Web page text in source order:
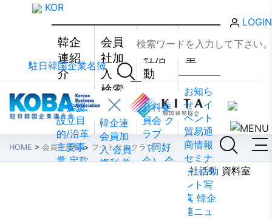
韓企
連紹
介
ご挨拶
設立目
的/沿革
主要事
業 定款
会員
社加
入・
検索
韓企連
会員加
入 会員
権利·義
会員
社活
動
分科委
員会 ク
ラブ
（同好
会） 会
資料
室
お知ら
せ・イ
ベント
貿易通
商情報
セミナ
ー イベ
ント写
真 韓企
連ニュ
駐日韓国企業名簿
KOR
LOGIN
会員社活動 資料室
HOME > 会員社活動> フットサルクラブ